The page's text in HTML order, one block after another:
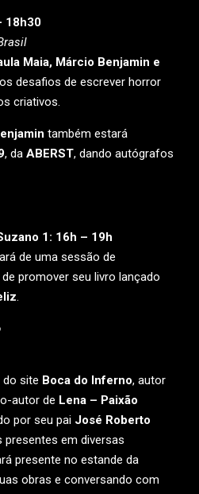
18h30
Maia, Márcio Benjamin e
desafios de escrever horror
criativos.
também estará
, da ABERST, dando autógrafos
1: 16h – 19h
de uma sessão de
promover seu livro lançado
.
do site Boca do Inferno, autor
autor de Lena – Paixão
por seu pai José Roberto
presentes em diversas
presente no estande da
obras e conversando com